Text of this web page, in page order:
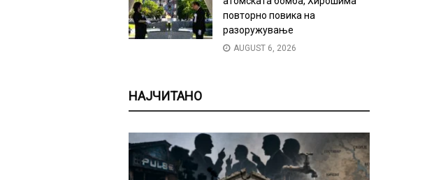
повторно повика на
разоружување
AUGUST 6, 2026
НАЈЧИТАНО